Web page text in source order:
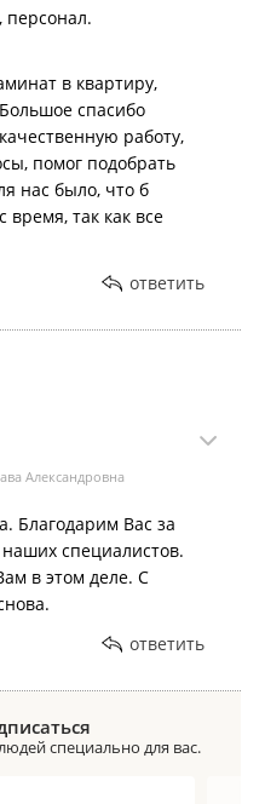
персонал.
в квартиру,
спасибо
работу,
помог подобрать
нас было, что б
время, так как все
ответить
Александровна
Благодарим Вас за
специалистов.
в этом деле. С
ответить
специально для вас.